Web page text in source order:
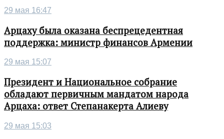
29 мая 16:47
Арцаху была оказана беспрецедентная
поддержка: министр финансов Армении
29 мая 15:07
Президент и Национальное собрание
обладают первичным мандатом народа
Арцаха: ответ Степанакерта Алиеву
29 мая 15:03